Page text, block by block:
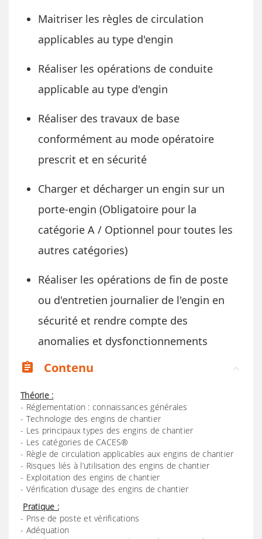
Maitriser les règles de circulation
applicables au type d'engin
Réaliser les opérations de conduite
applicable au type d'engin
Réaliser des travaux de base
conformément au mode opératoire
prescrit et en sécurité
Charger et décharger un engin sur un
porte-engin (Obligatoire pour la
catégorie A / Optionnel pour toutes les
autres catégories)
Réaliser les opérations de fin de poste
ou d'entretien journalier de l'engin en
sécurité et rendre compte des
anomalies et dysfonctionnements
assignment
Contenu
Théorie :
- Réglementation : connaissances générales
- Technologie des engins de chantier
- Les principaux types des engins de chantier
- Les catégories de CACES®
- Règle de circulation applicables aux engins de chantier
- Risques liés à l’utilisation des engins de chantier
- Exploitation des engins de chantier
- Vérification d’usage des engins de chantier
Pratique :
- Prise de poste et vérifications
- Adéquation